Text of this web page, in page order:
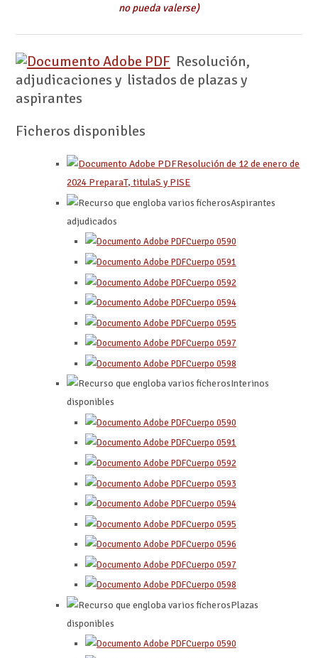
no pueda valerse)
Resolución,
adjudicaciones y listados de plazas y
aspirantes
Ficheros disponibles
Resolución de 12 de enero de
2024 PreparaT, titulaS y PISE
Aspirantes
adjudicados
Cuerpo 0590
Cuerpo 0591
Cuerpo 0592
Cuerpo 0594
Cuerpo 0595
Cuerpo 0597
Cuerpo 0598
Interinos
disponibles
Cuerpo 0590
Cuerpo 0591
Cuerpo 0592
Cuerpo 0593
Cuerpo 0594
Cuerpo 0595
Cuerpo 0596
Cuerpo 0597
Cuerpo 0598
Plazas
disponibles
Cuerpo 0590